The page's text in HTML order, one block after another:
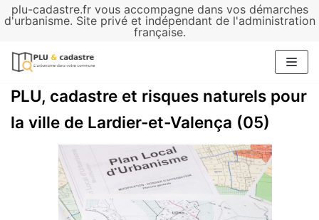
plu-cadastre.fr vous accompagne dans vos démarches
d'urbanisme. Site privé et indépendant de l'administration
française.
Aller
contenu
PLU, cadastre et risques naturels pour
la ville de Lardier-et-Valença (05)